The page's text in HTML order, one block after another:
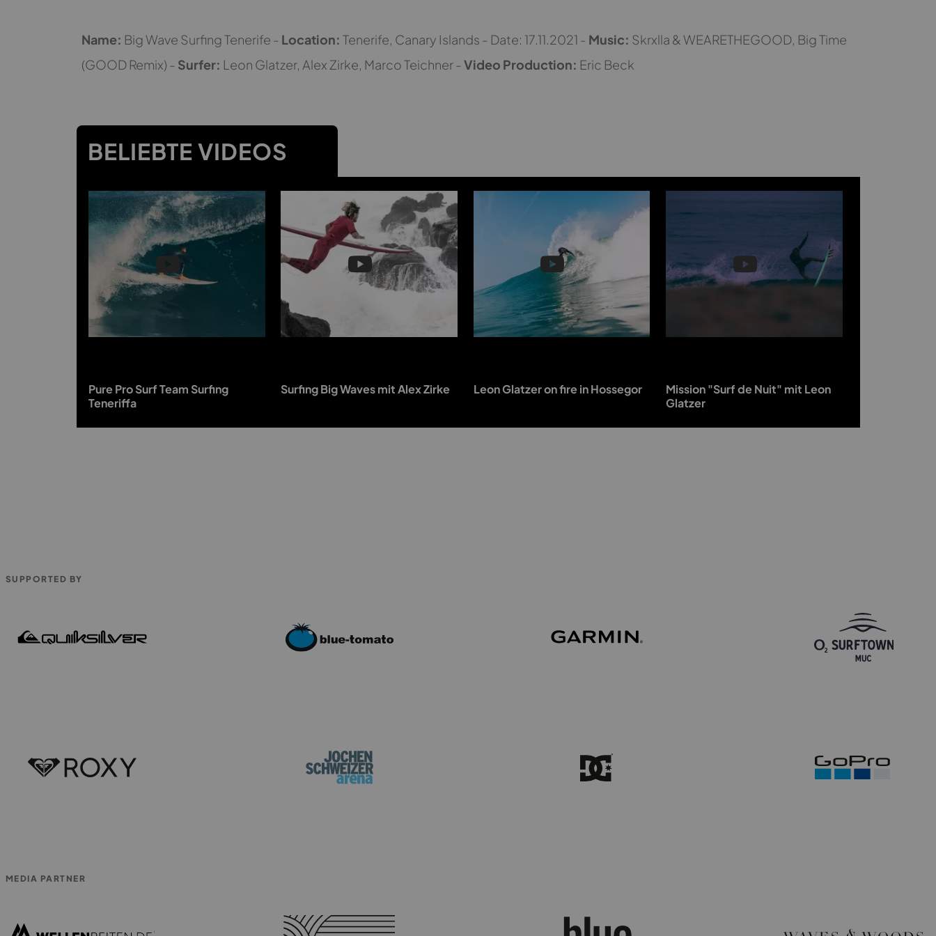
Name: Big Wave Surfing Tenerife - Location: Tenerife, Canary Islands - Date: 17.11.2021 - Music: Skrxlla & WEARETHEGOOD, Big Time
(GOOD Remix) - Surfer: Leon Glatzer, Alex Zirke, Marco Teichner - Video Production: Eric Beck
BELIEBTE VIDEOS
Pure Pro Surf Team Surfing
Teneriffa
Surfing Big Waves mit Alex Zirke Leon Glatzer on fire in Hossegor
Mission "Surf de Nuit" mit Leon
Glatzer
SUPPORTED BY
MEDIA PARTNER